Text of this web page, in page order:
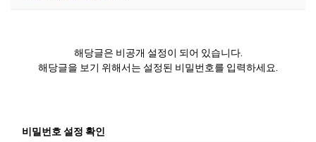
해당글은 비공개 설정이 되어 있습니다.
해당글을 보기 위해서는 설정된 비밀번호를 입력하세요.
비밀번호 설정 확인